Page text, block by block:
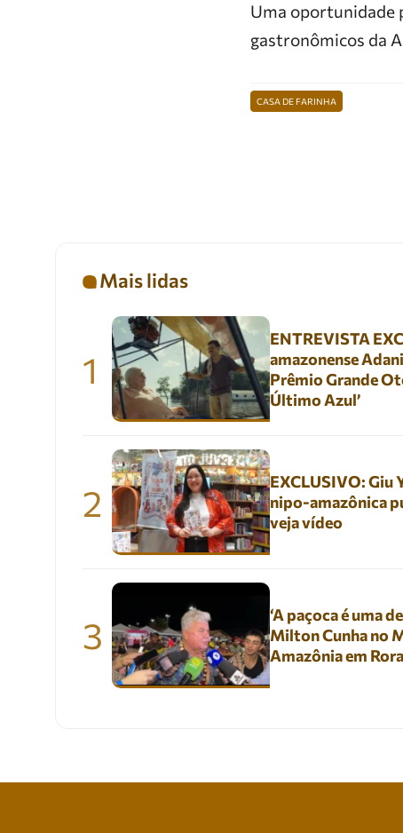
Uma oportunidade
gastronômicos da
CASA DE FARINHA
Mais lidas
1
ENTREVISTA
amazonense
Prêmio Grande
Último Azul’
2
EXCLUSIVO: Giu
nipo-amazônica
veja vídeo
3
‘A paçoca é uma
Milton Cunha no
Amazônia em